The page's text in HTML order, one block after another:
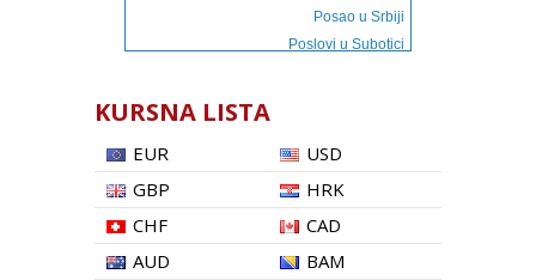
Posao u Srbiji
Poslovi u Subotici
KURSNA LISTA
EUR
USD
GBP
HRK
CHF
CAD
AUD
BAM